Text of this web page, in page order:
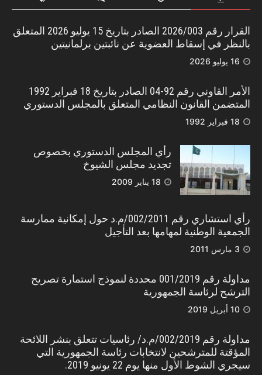
القرار رقم 2026/003 الصادر بتاريخ 15 يوليو 2026 المتعلق
بالنظر في إسقاط العضوية عن نائبتين برلمانيتين
16 يوليو 2026
الأمر القاوني رقم 92-04 الصادر بتاريخ 18 فبراير 1992
المتضمن القانون النظامي المتعلق بالمجلس الدستوري
18 فبراير 1992
رأي المجلس الدستوري بخصوص
تجديد مجلس الشيوخ
18 يناير 2009
رأي استشاري رقم 002/2011/م.د حول إمكانية ممارسة
الجمعية الوطنية لمهامها بعد التأجيل
3 مارس 2011
مداولة رقم 001/2019 محددة لنموذج استمارة تصريح
الترشح لرئاسة الجمهورية
10 أبريل 2019
مداولة رقم 002/2019/م.د/ رئاسيات تتعلق بنشر اللائحة
المؤقتة للمترشحين لانتخابات رئاسة الجمهورية التي
سيجري الشوط الأول منها يوم 22 يونيو 2019.